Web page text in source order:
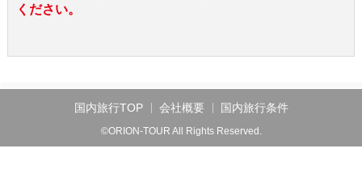
ください。
国内旅行TOP 会社概要 国内旅行条件
©ORION-TOUR All Rights Reserved.